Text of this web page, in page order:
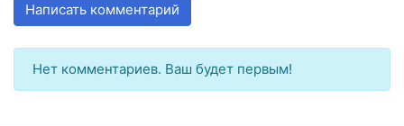
Написать комментарий
Нет комментариев. Ваш будет первым!